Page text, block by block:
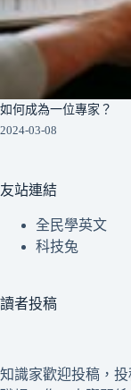
如何成為一位專家？
2024-03-08
友站連結
全民學英文
科技兔
讀者投稿
知識家歡迎投稿，